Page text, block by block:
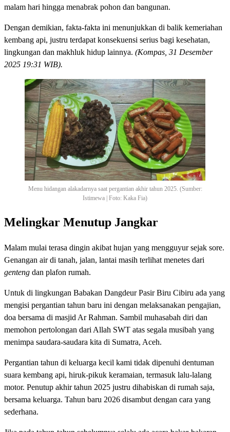
malam hari hingga menabrak pohon dan bangunan.
Dengan demikian, fakta-fakta ini menunjukkan di balik kemeriahan
kembang api, justru terdapat konsekuensi serius bagi kesehatan,
lingkungan dan makhluk hidup lainnya. (Kompas, 31 Desember
2025 19:31 WIB).
Menu hidangan alakadarnya saat pergantian akhir tahun 2025. (Sumber:
Istimewa | Foto: Kaka Fia)
Melingkar Menutup Jangkar
Malam mulai terasa dingin akibat hujan yang mengguyur sejak sore.
Genangan air di tanah, jalan, lantai masih terlihat menetes dari
genteng dan plafon rumah.
Untuk di lingkungan Babakan Dangdeur Pasir Biru Cibiru ada yang
mengisi pergantian tahun baru ini dengan melaksanakan pengajian,
doa bersama di masjid Ar Rahman. Sambil muhasabah diri dan
memohon pertolongan dari Allah SWT atas segala musibah yang
menimpa saudara-saudara kita di Sumatra, Aceh.
Pergantian tahun di keluarga kecil kami tidak dipenuhi dentuman
suara kembang api, hiruk-pikuk keramaian, termasuk lalu-lalang
motor. Penutup akhir tahun 2025 justru dihabiskan di rumah saja,
bersama keluarga. Tahun baru 2026 disambut dengan cara yang
sederhana.